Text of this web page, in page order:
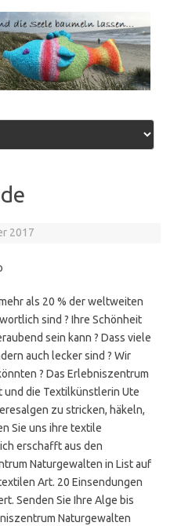
2017
als 20 % der weltweiten
sind ? Ihre Schönheit
sein kann ? Dass viele
auch lecker sind ? Wir
? Das Erlebniszentrum
und die Textilkünstlerin Ute
zu stricken, häkeln,
Sie uns ihre textile
erschafft aus den
Naturgewalten in List auf
Art. 20 Einsendungen
Senden Sie Ihre Alge bis
Naturgewalten